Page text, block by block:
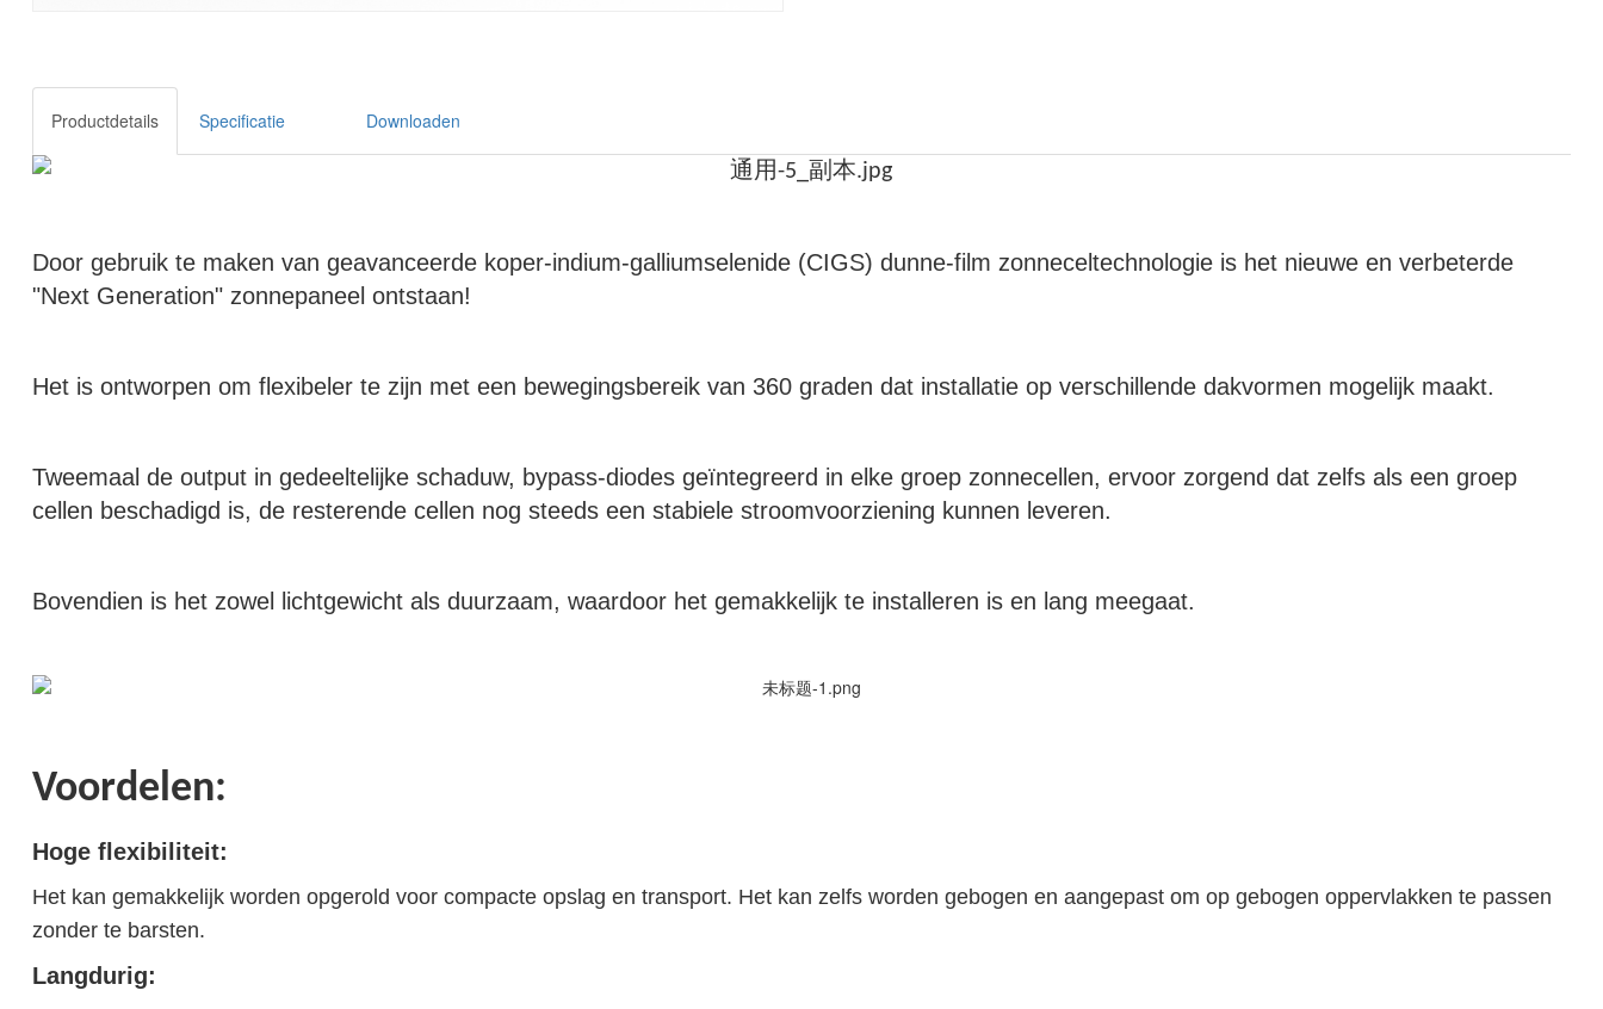
Productdetails Specificatie Downloaden
Door gebruik te maken van geavanceerde koper-indium-galliumselenide (CIGS) dunne-film zonneceltechnologie is het nieuwe en verbeterde
"Next Generation" zonnepaneel ontstaan!
Het is ontworpen om flexibeler te zijn met een bewegingsbereik van 360 graden dat installatie op verschillende dakvormen mogelijk maakt.
Tweemaal de output in gedeeltelijke schaduw, bypass-diodes geïntegreerd in elke groep zonnecellen, ervoor zorgend dat zelfs als een groep
cellen beschadigd is, de resterende cellen nog steeds een stabiele stroomvoorziening kunnen leveren.
Bovendien is het zowel lichtgewicht als duurzaam, waardoor het gemakkelijk te installeren is en lang meegaat.
Voordelen:
Hoge flexibiliteit:
Het kan gemakkelijk worden opgerold voor compacte opslag en transport. Het kan zelfs worden gebogen en aangepast om op gebogen oppervlakken te passen
zonder te barsten.
Langdurig: